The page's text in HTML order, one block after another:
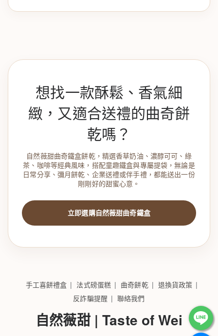
想找一款酥鬆、香氣細
緻，又適合送禮的曲奇餅
乾嗎？
自然薇甜曲奇鐵盒餅乾，精選香草奶油、濃醇可可、綠
茶、咖啡等經典風味，搭配童趣鐵盒與專屬提袋，無論是
日常分享、彌月餅乾、企業送禮或伴手禮，都能送出一份
剛剛好的甜蜜心意。
立即選購自然薇甜曲奇鐵盒
手工喜餅禮盒 法式磅蛋糕 曲奇餅乾
退換貨政策
反詐騙提醒
聯絡我們
自然薇甜 | Taste of Wei